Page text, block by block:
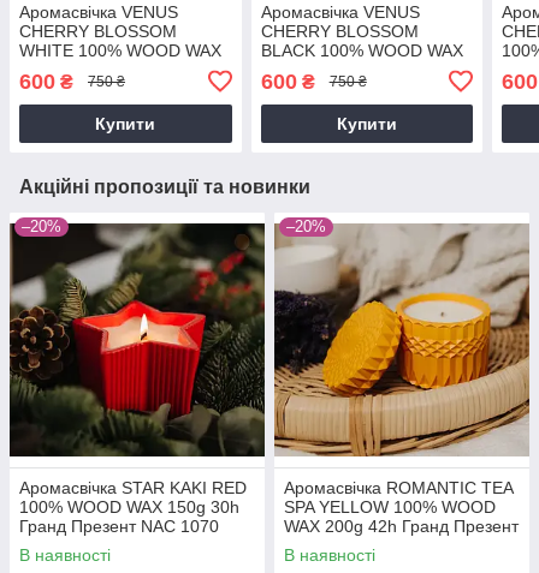
Аромасвічка VENUS
CHERRY BLOSSOM
WHITE 100% WOOD WAX
165g 35h Гранд Презент
NAC 1015W
600 ₴ 750 ₴
Купити
Аромасвічка VENUS
CHERRY BLOSSOM
BLACK 100% WOOD WAX
165g 35h Гранд Презент
NAC 1016BL
600₴ 750 ₴
Купити
600
Акційні пропозиції та новинки
–20%
Аромасвічка STAR KAKI RED
100% WOOD WAX 150g 30h
Гранд Презент NAC 1070
В наявності
–20%
Аромасвічка ROMANTIC TEA
SPA YELLOW 100% WOOD
WAX 200g 42h Гранд Презент
NAC 1081
В наявності